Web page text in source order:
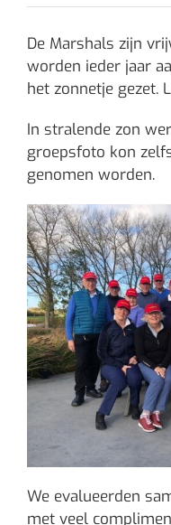
De Marshals zijn
worden ieder jaar
het zonnetje gezet.
In stralende zon
groepsfoto kon
genomen worden.
We evalueerden
met veel